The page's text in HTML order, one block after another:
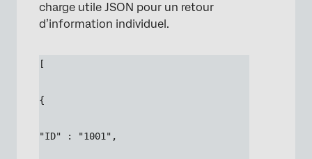
charge utile JSON pour un retour
d’information individuel.
[
{
"ID" : "1001",